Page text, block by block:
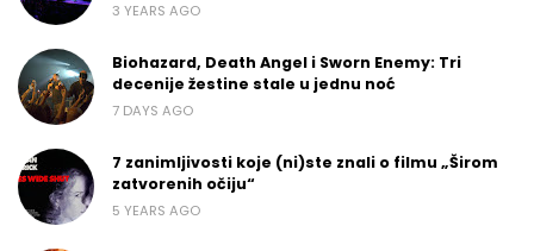
3 YEARS AGO
Biohazard, Death Angel i Sworn Enemy: Tri
decenije žestine stale u jednu noć
7 DAYS AGO
7 zanimljivosti koje (ni)ste znali o filmu „Širom
zatvorenih očiju“
5 YEARS AGO